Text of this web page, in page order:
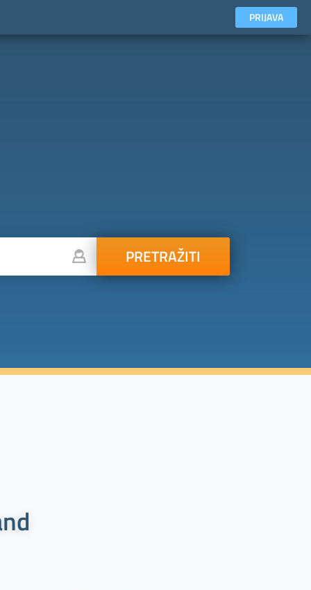
PRIJAVA
PRETRAŽITI